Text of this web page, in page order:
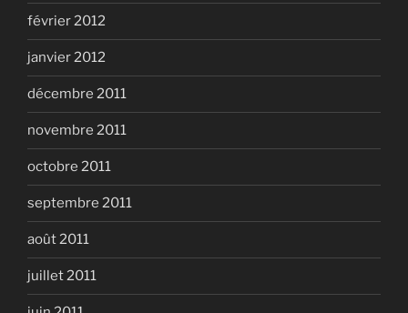
février 2012
janvier 2012
décembre 2011
novembre 2011
octobre 2011
septembre 2011
août 2011
juillet 2011